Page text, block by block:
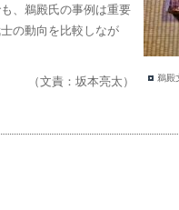
鵜殿
、鵜殿氏の事例は重要
の動向を比較しなが
（文責：坂本亮太）